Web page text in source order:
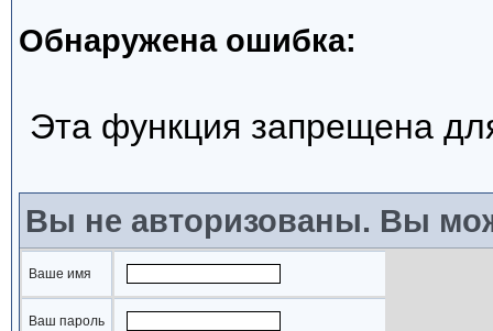
Обнаружена ошибка:
Эта функция запрещена
Вы не авторизованы. Вы
Ваше имя
Ваш пароль